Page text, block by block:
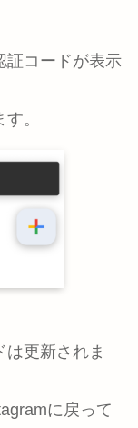
証コードが表示
。
更新されま
に戻って